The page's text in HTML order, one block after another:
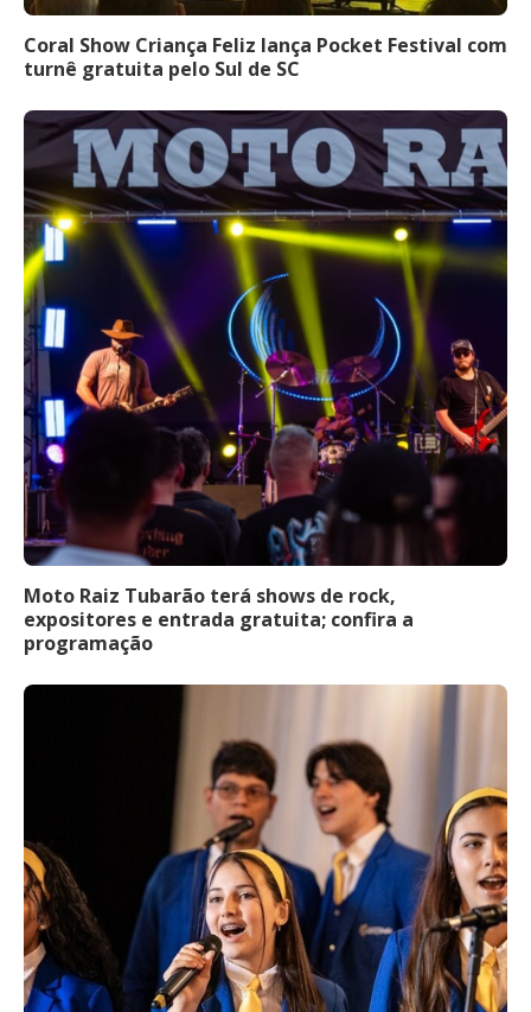
Coral Show Criança Feliz lança Pocket Festival com
turnê gratuita pelo Sul de SC
Moto Raiz Tubarão terá shows de rock,
expositores e entrada gratuita; confira a
programação